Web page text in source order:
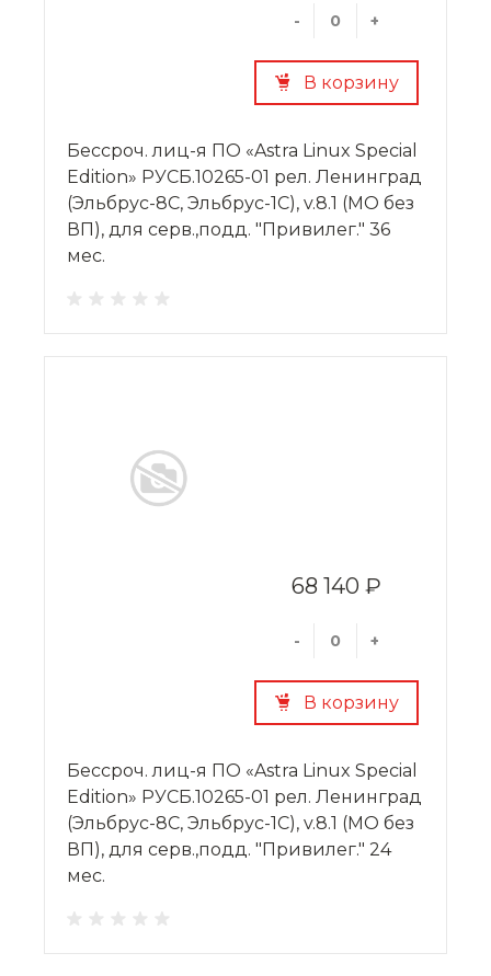
- +
В корзину
Бессроч. лиц-я ПО «Astra Linux Special
Edition» РУСБ.10265-01 рел. Ленинград
(Эльбрус-8С, Эльбрус-1С), v.8.1 (МО без
ВП), для серв.,подд. "Привилег." 36
мес.
68 140 ₽
- +
В корзину
Бессроч. лиц-я ПО «Astra Linux Special
Edition» РУСБ.10265-01 рел. Ленинград
(Эльбрус-8С, Эльбрус-1С), v.8.1 (МО без
ВП), для серв.,подд. "Привилег." 24
мес.